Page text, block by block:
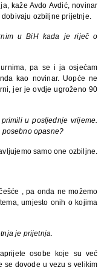
kaže Avdo Avdić, novinar
ozbiljne prijetnje.
u BiH kada je riječ o
pa se i ja osjećam
kao novinar. Uopće ne
jer je ovdje ugroženo 90
u posljednje vrijeme.
opasne?
samo one ozbiljne.
, pa onda ne možemo
umjesto onih o kojima
je prijetnja.
osobe koje su već
se dovode u vezu s velikim